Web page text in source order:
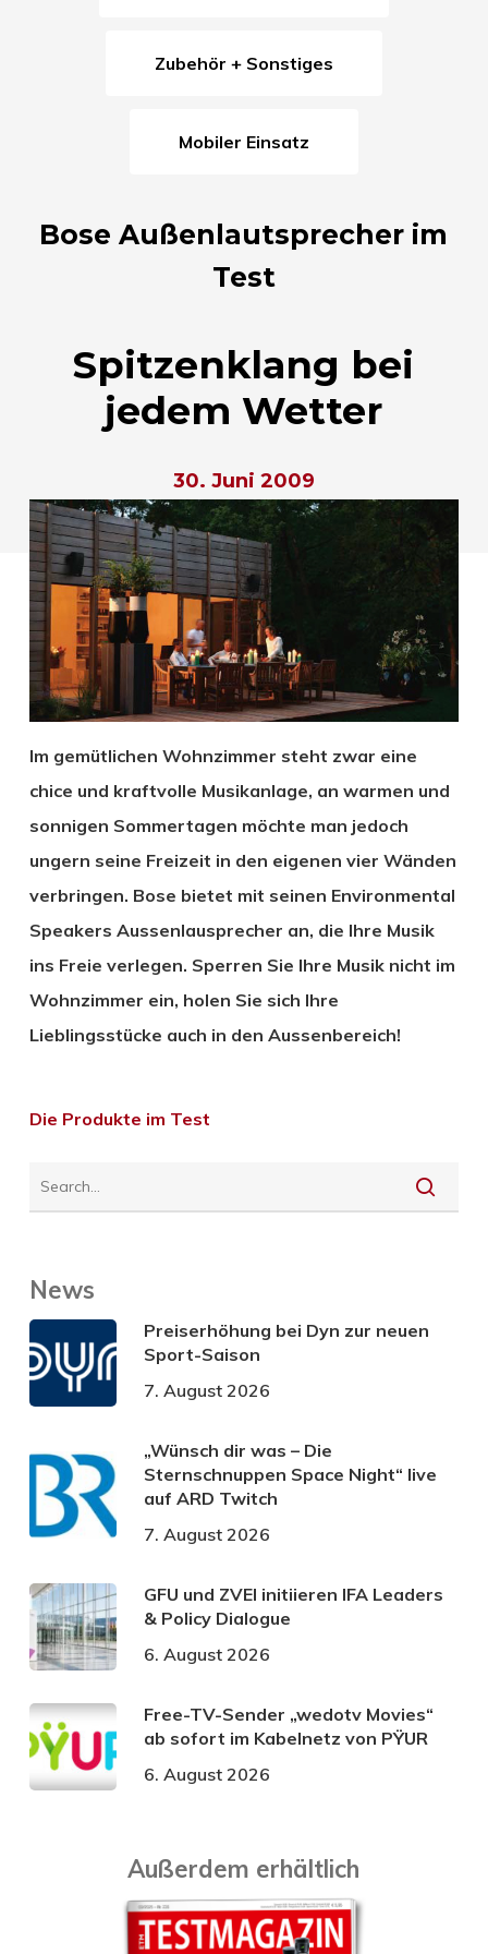
Zubehör + Sonstiges
Mobiler Einsatz
Bose Außenlautsprecher im
Test
Spitzenklang bei
jedem Wetter
30. Juni 2009
Im gemütlichen Wohnzimmer steht zwar eine
chice und kraftvolle Musikanlage, an warmen und
sonnigen Sommertagen möchte man jedoch
ungern seine Freizeit in den eigenen vier Wänden
verbringen. Bose bietet mit seinen Environmental
Speakers Aussenlausprecher an, die Ihre Musik
ins Freie verlegen. Sperren Sie Ihre Musik nicht im
Wohnzimmer ein, holen Sie sich Ihre
Lieblingsstücke auch in den Aussenbereich!
Die Produkte im Test
News
Preiserhöhung bei Dyn zur neuen
Sport-Saison
7. August 2026
„Wünsch dir was – Die
Sternschnuppen Space Night“ live
auf ARD Twitch
7. August 2026
GFU und ZVEI initiieren IFA Leaders
& Policy Dialogue
6. August 2026
Free-TV-Sender „wedotv Movies“
ab sofort im Kabelnetz von PŸUR
6. August 2026
Außerdem erhältlich